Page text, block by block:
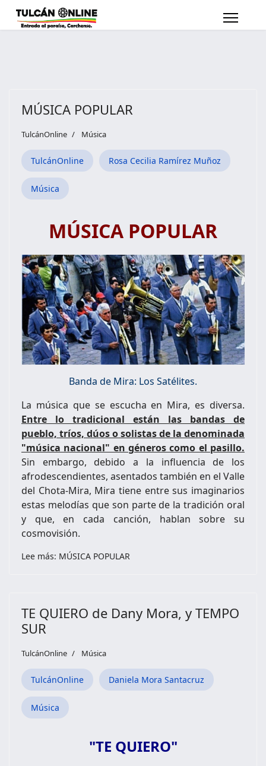
MÚSICA POPULAR
TulcánOnline Música
TulcánOnline Rosa Cecilia Ramírez Muñoz
Música
MÚSICA POPULAR
Banda de Mira: Los Satélites.
La música que se escucha en Mira, es diversa.
Entre lo tradicional están las bandas de
pueblo, tríos, dúos o solistas de la denominada
"música nacional" en géneros como el pasillo.
Sin embargo, debido a la influencia de los
afrodescendientes, asentados también en el Valle
del Chota-Mira, Mira tiene entre sus imaginarios
estas melodías que son parte de la tradición oral
y que, en cada canción, hablan sobre su
cosmovisión.
Lee más: MÚSICA POPULAR
TE QUIERO de Dany Mora, y TEMPO
SUR
TulcánOnline Música
TulcánOnline Daniela Mora Santacruz
Música
"TE QUIERO"